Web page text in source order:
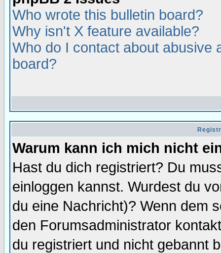
Who wrote this bulletin board?
Why isn't X feature available?
Who do I contact about abusive
board?
Warum kann ich mich nicht
Hast du dich registriert? Du
einloggen kannst. Wurdest du
du eine Nachricht)? Wenn dem
den Forumsadministrator
du registriert und nicht gebannt